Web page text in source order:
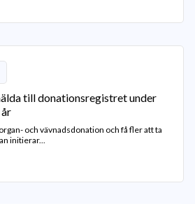
till donationsregistret under
och vävnadsdonation och få fler att ta
initierar...